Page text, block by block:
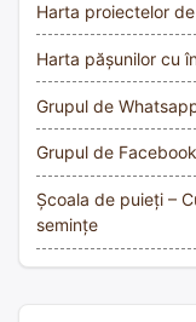
Harta proiectelor
Harta pășunilor cu
Grupul de
Grupul de
Școala de puieți –
semințe